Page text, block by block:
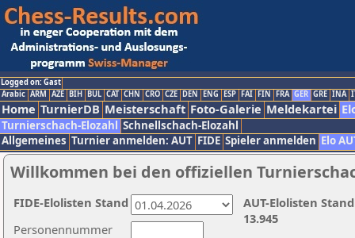
Logged on: Gast
Arabic ARM AZE BIH BUL CAT CHN CRO CZE DEN ENG ESP FAI FIN FRA GER GRE INA
Home TurnierDB Meisterschaft Foto-Galerie Meldekartei
Turnierschach-Elozahl Schnellschach-Elozahl
Allgemeines Turnier anmelden: AUT FIDE Spieler anmelden Elo
Willkommen bei den offiziellen
Personennummer
AUT-Elolisten
13.945
FIDE-Elolisten Stand